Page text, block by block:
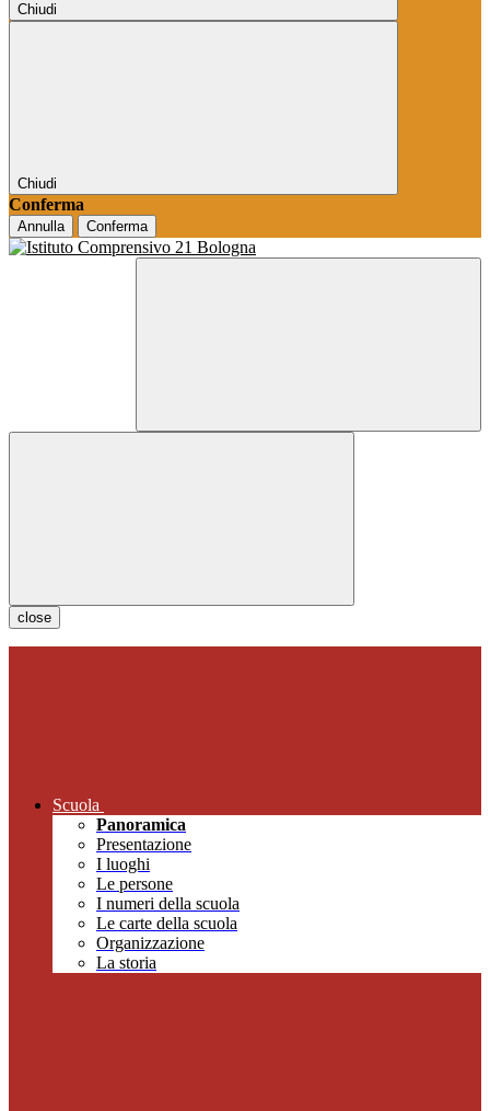
Chiudi
Chiudi
Conferma
Annulla Conferma
close
Scuola
Panoramica
Presentazione
I luoghi
Le persone
I numeri della scuola
Le carte della scuola
Organizzazione
La storia